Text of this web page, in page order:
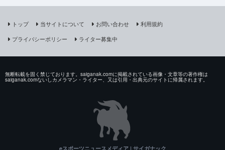
トップ 当サイトについて お問い合わせ
利用規約
プライバシーポリシー
ライター募集中
無断転載を固く禁じております。saiganak.comに掲載されている画像・文章等の著作権は
saiganak.comないしカメラマン・ライター、又は引用・出典元のサイトに帰属されます。
eスポーツニュースメディア | サイガナック